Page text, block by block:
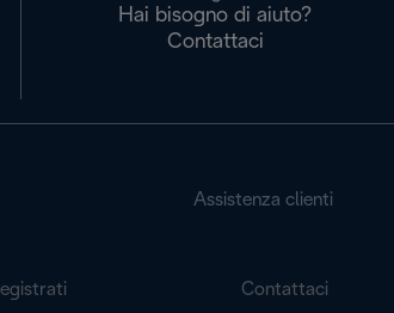
Hai bisogno di aiuto?
Contattaci
Assistenza clienti
Contattaci